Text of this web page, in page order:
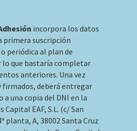
incorpora los datos
primera suscripción
periódica al plan de
lo que bastaría completar
anteriores. Una vez
firmados, deberá entregar
a una copia del DNI en la
Capital EAF, S.L. (c/ San
planta, A, 38002 Santa Cruz